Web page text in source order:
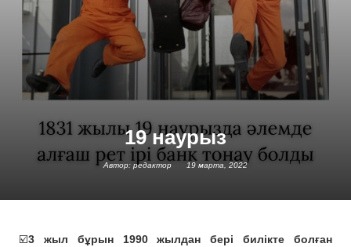
19 наурыз
Автор: редактор 19 марта, 2022
☑️3 жыл бұрын 1990 жылдан бері билікте болған